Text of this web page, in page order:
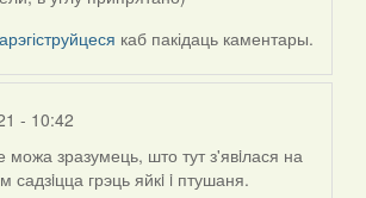
каб пакідаць каментары.
- 10:42
зразумець, што тут з'явiлася на
садзiцца грэць яйкi i птушаня.